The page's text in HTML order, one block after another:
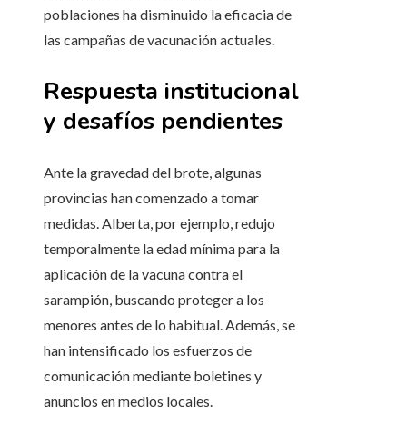
poblaciones ha disminuido la eficacia de
las campañas de vacunación actuales.
Respuesta institucional
y desafíos pendientes
Ante la gravedad del brote, algunas
provincias han comenzado a tomar
medidas. Alberta, por ejemplo, redujo
temporalmente la edad mínima para la
aplicación de la vacuna contra el
sarampión, buscando proteger a los
menores antes de lo habitual. Además, se
han intensificado los esfuerzos de
comunicación mediante boletines y
anuncios en medios locales.